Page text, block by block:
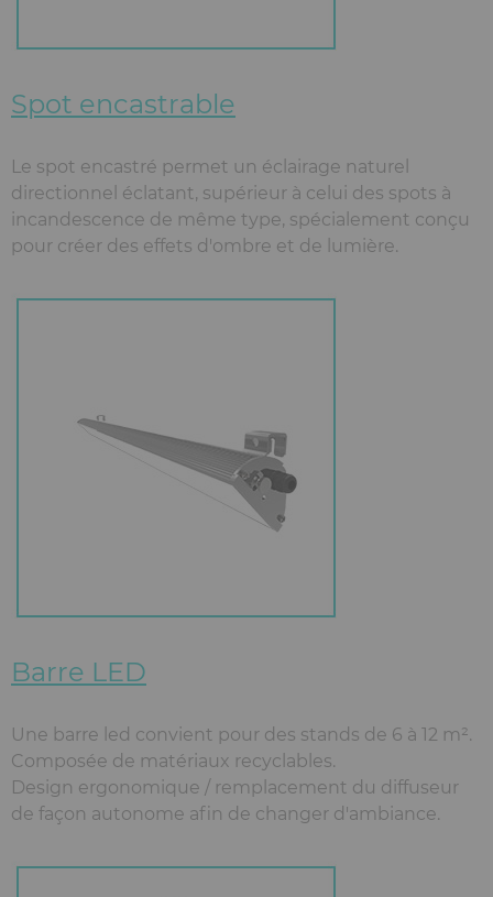
Spot encastrable
Le spot encastré permet un éclairage naturel
directionnel éclatant, supérieur à celui des spots à
incandescence de même type, spécialement conçu
pour créer des effets d'ombre et de lumière.
Barre LED
Une barre led convient pour des stands de 6 à 12 m².
Composée de matériaux recyclables.
Design ergonomique / remplacement du diffuseur
de façon autonome afin de changer d'ambiance.